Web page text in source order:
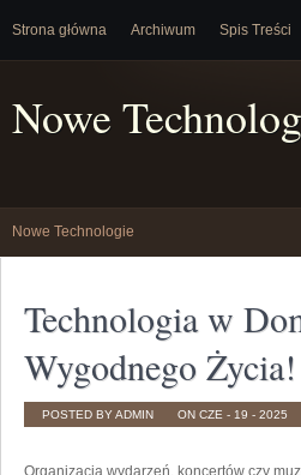
Strona główna Archiwum Spis Treści
Nowe
Nowe Technologie
Technologia w
Wygodnego Życia!
POSTED BY ADMIN ON CZE - 19 - 2025
Organizacja wydarzeń, koncertów czy